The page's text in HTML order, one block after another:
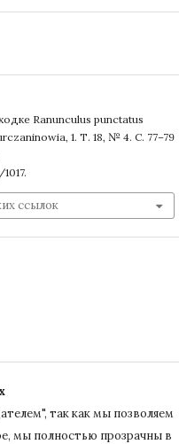
Ranunculus punctatus
1. Т. 18, № 4. С. 77–79
ссылок
так как мы позволяем
мы полностью прозрачны в